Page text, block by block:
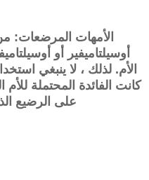
الأمهات المرضعات:
أوسيلتاميفير أو
الأم. لذلك ، لا ينبغي
كانت الفائدة المحتملة
على الرضيع